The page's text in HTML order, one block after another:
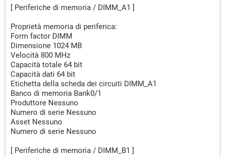
[ Periferiche di memoria / DIMM_A1 ]
Proprietà memoria di periferica:
Form factor DIMM
Dimensione 1024 MB
Velocità 800 MHz
Capacità totale 64 bit
Capacità dati 64 bit
Etichetta della scheda dei circuiti DIMM_A1
Banco di memoria Bank0/1
Produttore Nessuno
Numero di serie Nessuno
Asset Nessuno
Numero di serie Nessuno
[ Periferiche di memoria / DIMM_B1 ]